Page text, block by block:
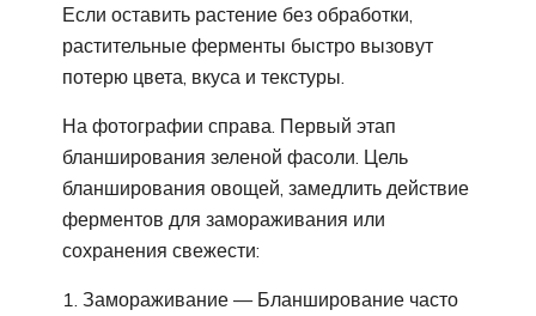
Если оставить растение без обработки,
растительные ферменты быстро вызовут
потерю цвета, вкуса и текстуры.
На фотографии справа. Первый этап
бланширования зеленой фасоли. Цель
бланширования овощей, замедлить действие
ферментов для замораживания или
сохранения свежести:
Замораживание — Бланширование часто